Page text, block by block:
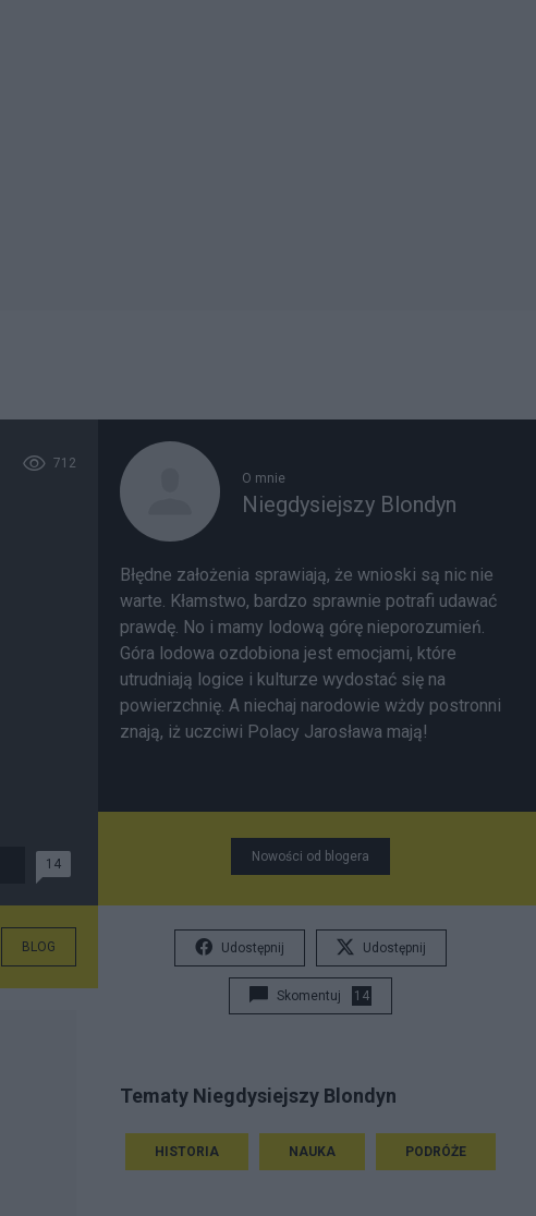
712
14
BLOG
O mnie
Niegdysiejszy Blondyn
Błędne założenia sprawiają, że wnioski są nic nie
warte. Kłamstwo, bardzo sprawnie potrafi udawać
prawdę. No i mamy lodową górę nieporozumień.
Góra lodowa ozdobiona jest emocjami, które
utrudniają logice i kulturze wydostać się na
powierzchnię. A niechaj narodowie wżdy postronni
znają, iż uczciwi Polacy Jarosława mają!
Nowości od blogera
Udostępnij Udostępnij
Skomentuj 14
Tematy Niegdysiejszy Blondyn
HISTORIA NAUKA PODRÓŻE